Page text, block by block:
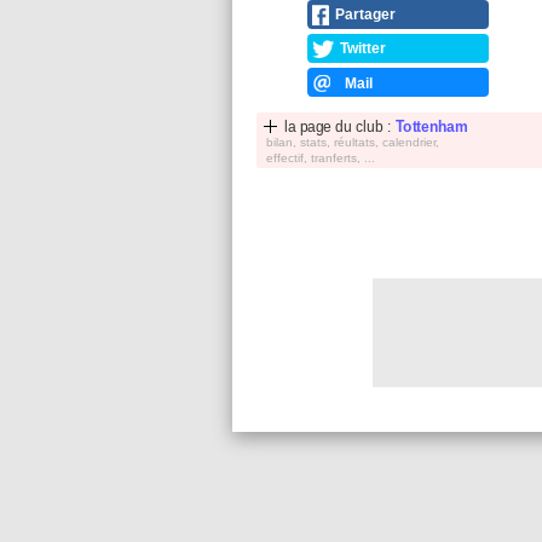
Partager
Twitter
Mail
la page du club : Tottenham
bilan, stats, réultats, calendrier,
effectif, tranferts, ...